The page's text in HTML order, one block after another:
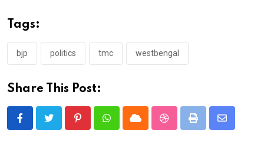
Tags:
bjp politics tmc westbengal
Share This Post:
PinterestWhatsappCloud StumbleUpon
Print
Share